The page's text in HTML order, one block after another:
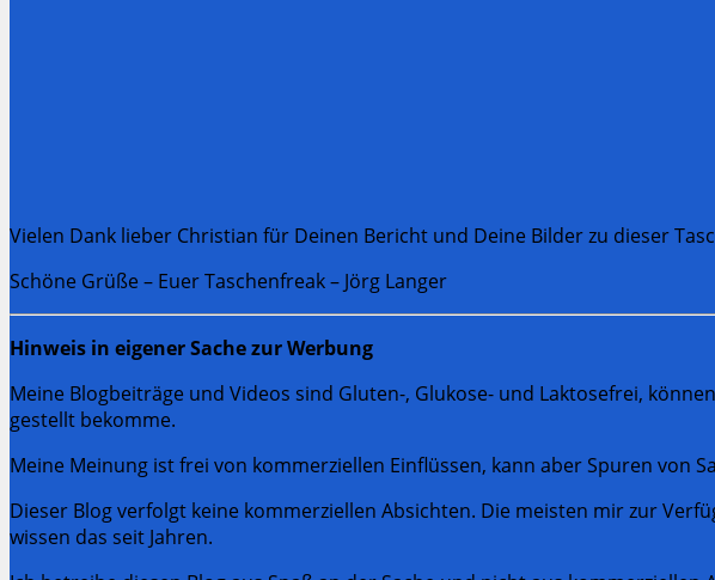
Vielen Dank lieber Christian für Deinen Bericht und Deine Bilder zu dieser
Schöne Grüße – Euer Taschenfreak – Jörg Langer
Hinweis in eigener Sache zur Werbung
Meine Blogbeiträge und Videos sind Gluten-, Glukose- und Laktosefrei,
gestellt bekomme.
Meine Meinung ist frei von kommerziellen Einflüssen, kann aber Spuren von
Dieser Blog verfolgt keine kommerziellen Absichten. Die meisten mir zur
wissen das seit Jahren.